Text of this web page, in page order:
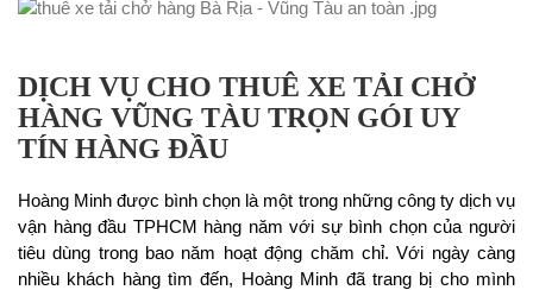
DỊCH VỤ CHO THUÊ XE TẢI CHỞ
HÀNG VŨNG TÀU TRỌN GÓI UY
TÍN HÀNG ĐẦU
Hoàng Minh được bình chọn là một trong những công ty dịch vụ
vận hàng đầu TPHCM hàng năm với sự bình chọn của người
tiêu dùng trong bao năm hoạt động chăm chỉ. Với ngày càng
nhiều khách hàng tìm đến, Hoàng Minh đã trang bị cho mình